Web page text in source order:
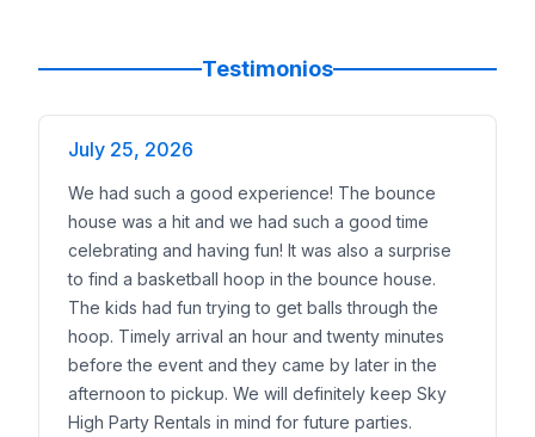
Testimonios
July 25, 2026
We had such a good experience! The bounce
house was a hit and we had such a good time
celebrating and having fun! It was also a surprise
to find a basketball hoop in the bounce house.
The kids had fun trying to get balls through the
hoop. Timely arrival an hour and twenty minutes
before the event and they came by later in the
afternoon to pickup. We will definitely keep Sky
High Party Rentals in mind for future parties.